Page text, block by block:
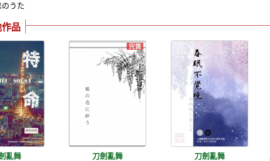
のうた
作品
亂舞
刀劍亂舞
刀劍亂舞